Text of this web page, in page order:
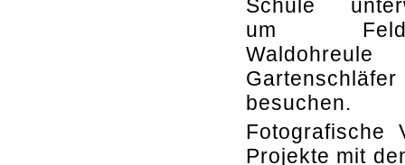
Schule
um
besuchen.
Fotografische
Projekte mit